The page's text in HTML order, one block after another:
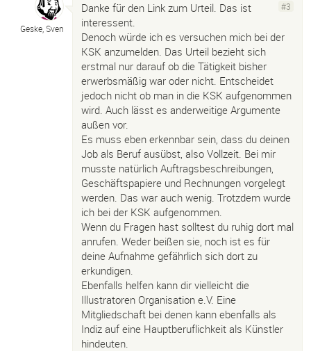
Geske, Sven
#3
Danke für den Link zum Urteil. Das ist
interessent.
Denoch würde ich es versuchen mich bei der
KSK anzumelden. Das Urteil bezieht sich
erstmal nur darauf ob die Tätigkeit bisher
erwerbsmäßig war oder nicht. Entscheidet
jedoch nicht ob man in die KSK aufgenommen
wird. Auch lässt es anderweitige Argumente
außen vor.
Es muss eben erkennbar sein, dass du deinen
Job als Beruf ausübst, also Vollzeit. Bei mir
musste natürlich Auftragsbeschreibungen,
Geschäftspapiere und Rechnungen vorgelegt
werden. Das war auch wenig. Trotzdem wurde
ich bei der KSK aufgenommen.
Wenn du Fragen hast solltest du ruhig dort mal
anrufen. Weder beißen sie, noch ist es für
deine Aufnahme gefährlich sich dort zu
erkundigen.
Ebenfalls helfen kann dir vielleicht die
Illustratoren Organisation e.V. Eine
Mitgliedschaft bei denen kann ebenfalls als
Indiz auf eine Hauptberuflichkeit als Künstler
hindeuten.